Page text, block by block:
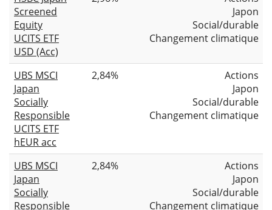
Screened
Equity
UCITS ETF
USD (Acc)
Japon
Social/durable
Changement climatique
UBS MSCI
Japan
Socially
Responsible
UCITS ETF
hEUR acc
2,84%
Actions
Japon
Social/durable
Changement climatique
UBS MSCI
Japan
Socially
Responsible
2,84%
Actions
Japon
Social/durable
Changement climatique